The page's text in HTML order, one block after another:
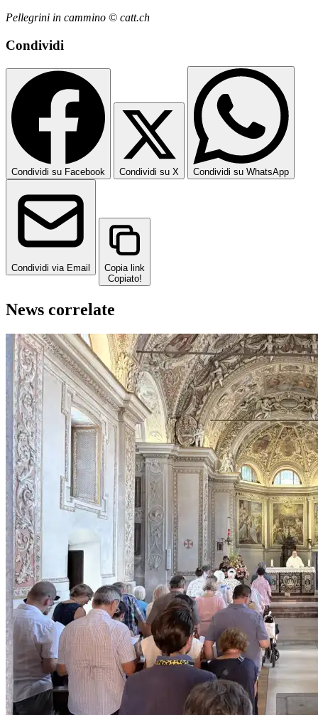
Pellegrini in cammino © catt.ch
Condividi
Condividi su Facebook Condividi su X Condividi su WhatsApp
Condividi via Email
Copia link
Copiato!
News correlate